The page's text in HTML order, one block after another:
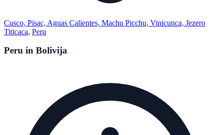
Cusco, Pisac, Aguas Calientes, Machu Picchu, Vinicunca, Jezero
Titicaca, Peru
Peru in Bolivija